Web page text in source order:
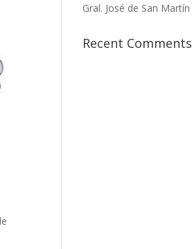
Gral. José de San Martín
Recent Comments